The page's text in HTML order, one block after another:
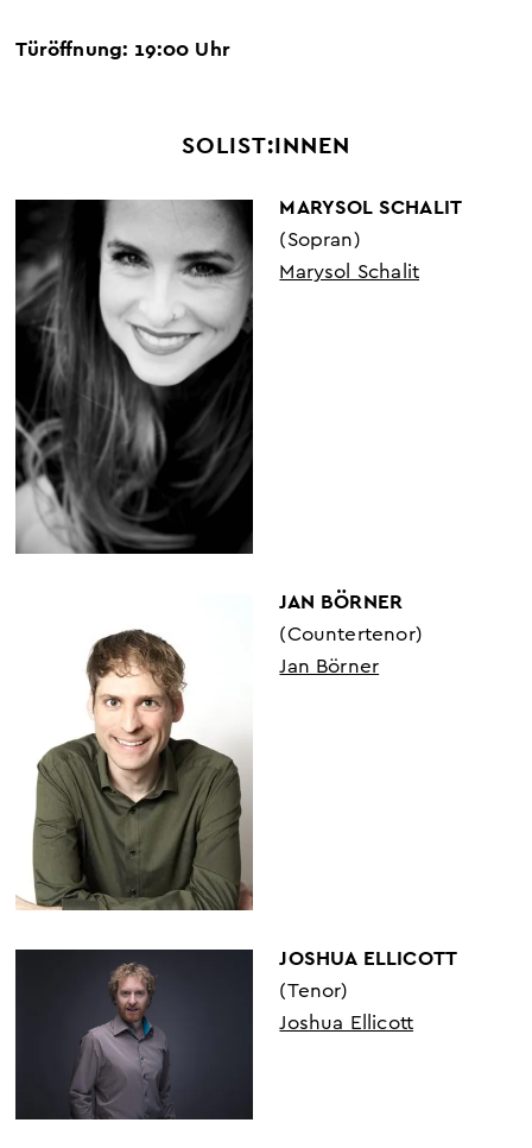
Türöffnung: 19:00 Uhr
SOLIST:INNEN
MARYSOL SCHALIT
(Sopran)
Marysol Schalit
JAN BÖRNER
(Countertenor)
Jan Börner
JOSHUA ELLICOTT
(Tenor)
Joshua Ellicott